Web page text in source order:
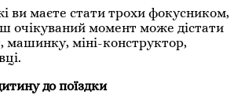
ви маєте стати трохи фокусником,
очікуваний момент може дістати
машинку, міні-конструктор,
до поїздки